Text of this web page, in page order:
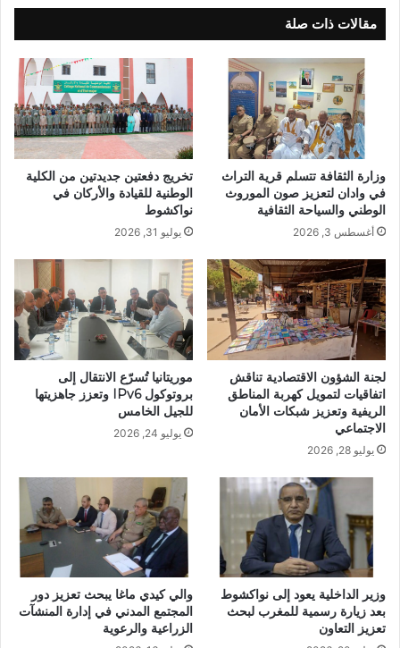
مقالات ذات صلة
وزارة الثقافة تتسلم قرية التراث
في وادان لتعزيز صون الموروث
الوطني والسياحة الثقافية
أغسطس 3, 2026
تخريج دفعتين جديدتين من الكلية
الوطنية للقيادة والأركان في
نواكشوط
يوليو 31, 2026
لجنة الشؤون الاقتصادية تناقش
اتفاقيات لتمويل كهربة المناطق
الريفية وتعزيز شبكات الأمان
الاجتماعي
يوليو 28, 2026
موريتانيا تُسرّع الانتقال إلى
بروتوكول IPv6 وتعزز جاهزيتها
للجيل الخامس
يوليو 24, 2026
وزير الداخلية يعود إلى نواكشوط
بعد زيارة رسمية للمغرب لبحث
تعزيز التعاون
والي كيدي ماغا يبحث تعزيز دور
المجتمع المدني في إدارة المنشآت
الزراعية والرعوية